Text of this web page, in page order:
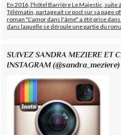
En 2016, l'hôtel Barrière Le Majestic, suite
Télématin, partageait ce post sur sa page
roman "L'amor dans l'âme" a été prise
dans laquelle se déroule une partie du
SUIVEZ SANDRA MEZIERE ET
INSTAGRAM (@sandra_meziere)